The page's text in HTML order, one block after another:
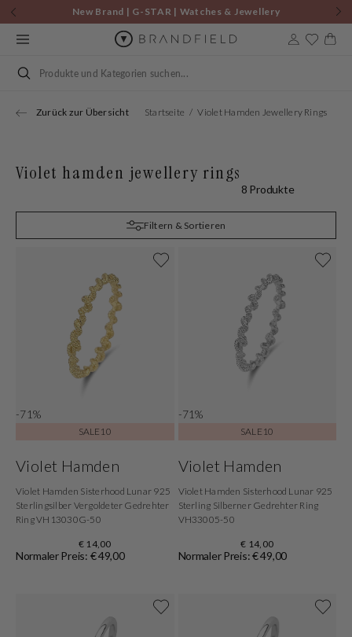
Zum
Inhalt
springen
New Brand | G-STAR | Watches & Jewellery
Suchen
Zurück zur Übersicht Startseite Violet Hamden Jewellery Rings
Violet hamden jewellery rings
8 Produkte
Filtern & Sortieren
-71%
SALE10
Violet Hamden
Violet Hamden Sisterhood Lunar 925
Sterlingsilber Vergoldeter Gedrehter
Ring VH13030G-50
€ 14,00
Normaler Preis: € 49,00
-71%
SALE10
Violet Hamden
Violet Hamden Sisterhood Lunar 925
Sterling Silberner Gedrehter Ring
VH33005-50
€ 14,00
Normaler Preis: € 49,00